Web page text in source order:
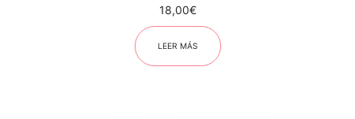
18,00€
LEER MÁS